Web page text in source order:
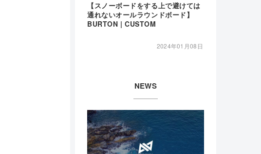
【スノーボードをする上で避けては
通れないオールラウンドボード】
BURTON | CUSTOM
2024年01月08日
NEWS